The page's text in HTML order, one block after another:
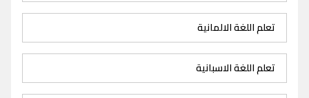
تعلم اللغة الالمانية
تعلم اللغة الاسبانية